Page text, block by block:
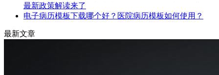
最新政策解读来了
电子病历模板下载哪个好？医院病历模板如何使用？
最新文章